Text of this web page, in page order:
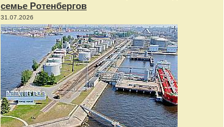
семье Ротенбергов
31.07.2026